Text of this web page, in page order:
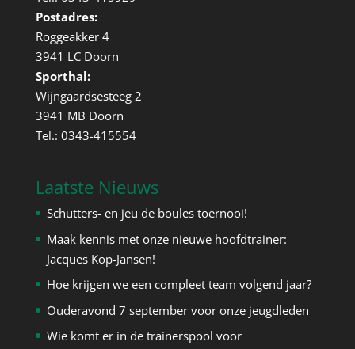
Postadres:
Roggeakker 4
3941 LC Doorn
Sporthal:
Wijngaardsesteeg 2
3941 MB Doorn
Tel.: 0343-415554
Laatste Nieuws
Schutters- en jeu de boules toernooi!
Maak kennis met onze nieuwe hoofdtrainer:
Jacques Kop-Jansen!
Hoe krijgen we een compleet team volgend jaar?
Ouderavond 7 september voor onze jeugdleden
Wie komt er in de trainerspool voor